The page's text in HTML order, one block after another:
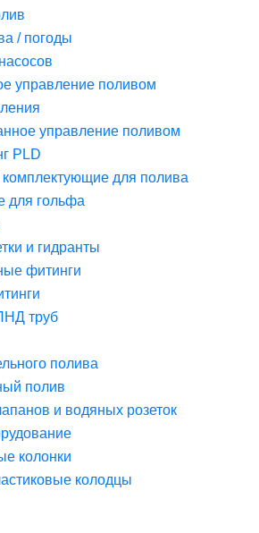
/ погоды
управление поливом
управление поливом
PLD
для полива
для гольфа
и гидранты
фитинги
труб
полива
полив
и водяных розеток
колонки
колодцы